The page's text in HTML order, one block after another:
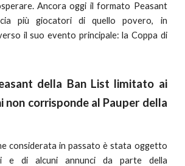
Ancora oggi il formato Peasant
più giocatori di quello povero, in
il suo evento principale: la Coppa di
della Ban List limitato ai
non corrisponde al Pauper della
considerata in passato è stata oggetto
e di alcuni annunci da parte della